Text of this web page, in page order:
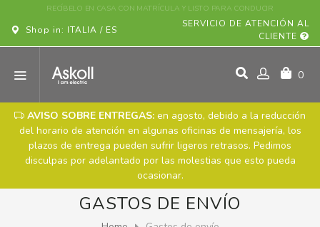
¡COMPRE SU VEHÍCULO ASKOLL ONLINE!
Shop in: ITALIA / ES
SERVICIO DE ATENCIÓN AL
CLIENTE
0
AVISO SOBRE ENTREGAS: en agosto, debido a la reducción
del horario de atención en algunas oficinas de mensajería, los
plazos de entrega pueden sufrir ligeros retrasos. Pedimos
disculpas por adelantado por las molestias que esto pueda
ocasionar.
GASTOS DE ENVÍO